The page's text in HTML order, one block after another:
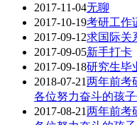
2017-11-04无聊
2017-10-19考研工作
2017-09-12求国际关
2017-09-05新手打卡
2017-09-18研究生毕
2018-07-21两年前考
各位努力奋斗的孩
2017-08-21两年前考